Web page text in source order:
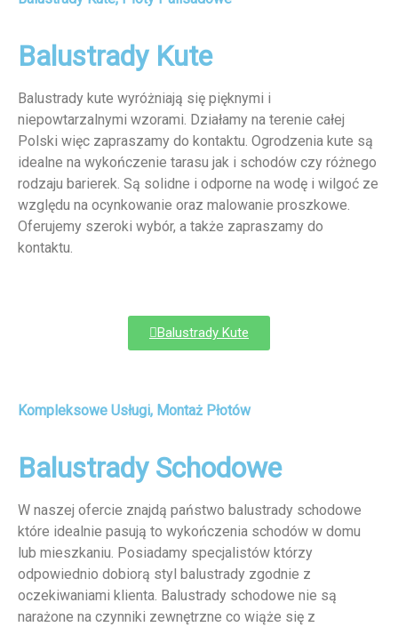
Balustrady Kute
Balustrady kute wyróżniają się pięknymi i
niepowtarzalnymi wzorami. Działamy na terenie całej
Polski więc zapraszamy do kontaktu. Ogrodzenia kute są
idealne na wykończenie tarasu jak i schodów czy różnego
rodzaju barierek. Są solidne i odporne na wodę i wilgoć ze
względu na ocynkowanie oraz malowanie proszkowe.
Oferujemy szeroki wybór, a także zapraszamy do
kontaktu.
Balustrady Kute
Kompleksowe Usługi, Montaż Płotów
Balustrady Schodowe
W naszej ofercie znajdą państwo balustrady schodowe
które idealnie pasują to wykończenia schodów w domu
lub mieszkaniu. Posiadamy specjalistów którzy
odpowiednio dobiorą styl balustrady zgodnie z
oczekiwaniami klienta. Balustrady schodowe nie są
narażone na czynniki zewnętrzne co wiąże się z